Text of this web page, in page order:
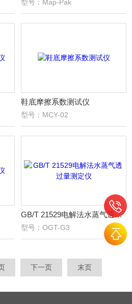
型号：Map-Pak
鞋底摩擦系数测试仪
型号：MCY-02
GB/T 21529电解法水蒸气透过量测定仪
型号：OGT-G3
下一页 末页